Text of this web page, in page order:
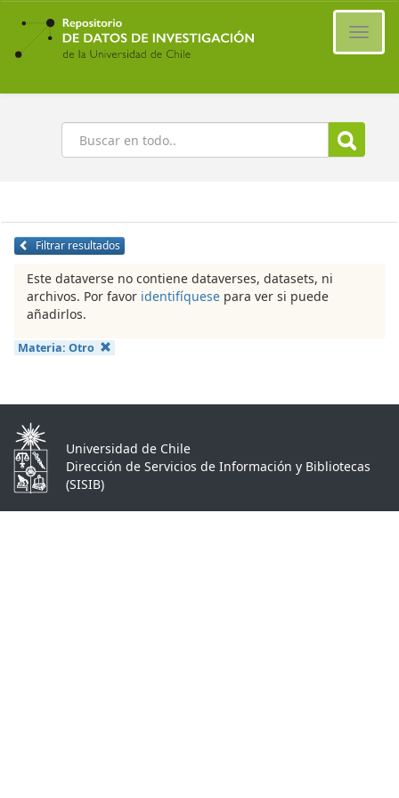
Ir
contenido
principal
Buscar
Filtrar resultados
Este dataverse no contiene dataverses, datasets, ni
archivos. Por favor identifíquese para ver si puede
añadirlos.
Materia: Otro
Universidad de Chile
Dirección de Servicios de Información y Bibliotecas
(SISIB)